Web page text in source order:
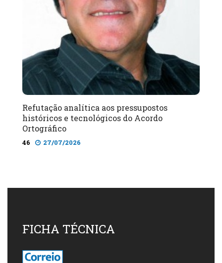
Refutação analítica aos pressupostos
históricos e tecnológicos do Acordo
Ortográfico
46 27/07/2026
FICHA TÉCNICA